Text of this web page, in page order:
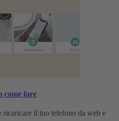
come fare
ricaricare il tuo telefono da web e